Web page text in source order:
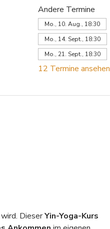
Andere Termine
Mo., 10. Aug., 18:30
Mo., 14. Sept., 18:30
Mo., 21. Sept., 18:30
12 Termine ansehen
Dieser Yin-Yoga-Kurs